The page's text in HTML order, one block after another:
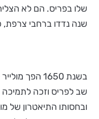
שנה נדדו ברחבי צרפת,
שב לפריס וזכה
ובחסותו התיאטרון של